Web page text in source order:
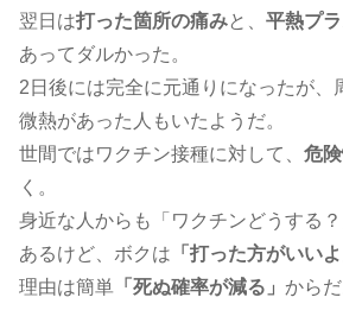
翌日は打った箇所の痛みと、 平熱プ
あってダルかった。
2日後には完全に元通りになったが、
微熱があった人もいたようだ。
世間ではワクチン接種に対して、 危
く。
身近な人からも「ワクチンどうする
あるけど、ボクは 「打った方がいいよ
理由は簡単 「死ぬ確率が減る」 からだ